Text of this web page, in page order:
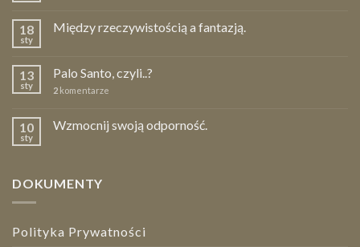
18
sty
Między rzeczywistością a fantazją.
13
sty
Palo Santo, czyli..?
2 komentarze
10
sty
Wzmocnij swoją odporność.
DOKUMENTY
Polityka Prywatności